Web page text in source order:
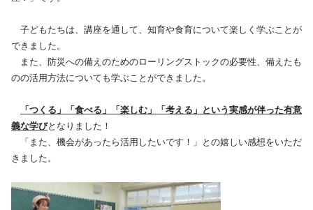
子どもたちは、講座を通して、知育や食育について楽しく学ぶことが
できました。
また、防災への備えのためのローリングストックの必要性、備えたも
のの活用方法についても学ぶことができました。
「つくる」「食べる」「楽しむ」「考える」という実感が伴った有意
義な学びとなりました！
「また、機会があったら活用したいです！」との嬉しい感想をいただ
きました。